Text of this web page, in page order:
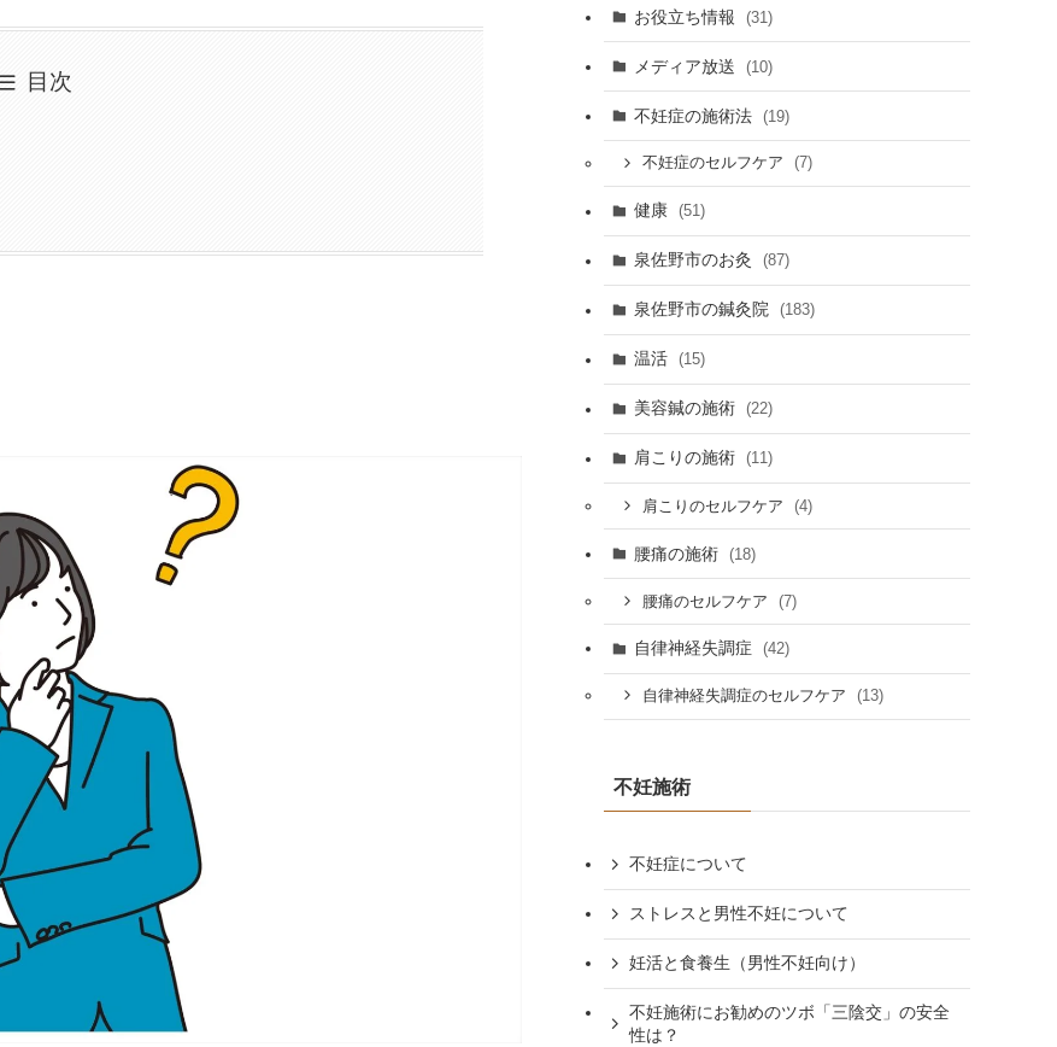
目次
お役立ち情報 (31)
メディア放送 (10)
不妊症の施術法 (19)
不妊症のセルフケア (7)
健康 (51)
泉佐野市のお灸 (87)
泉佐野市の鍼灸院 (183)
温活 (15)
美容鍼の施術 (22)
肩こりの施術 (11)
肩こりのセルフケア (4)
腰痛の施術 (18)
腰痛のセルフケア (7)
自律神経失調症 (42)
自律神経失調症のセルフケア (13)
不妊施術
不妊症について
ストレスと男性不妊について
妊活と食養生（男性不妊向け）
不妊施術にお勧めのツボ「三陰交」の安全
性は？